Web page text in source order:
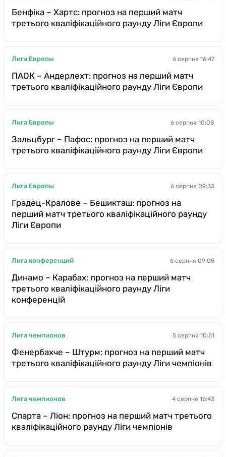
Бенфіка – Хартс: прогноз на перший матч
третього кваліфікаційного раунду Ліги Європи
Лига Европы 6 серпня 16:47
ПАОК – Андерлехт: прогноз на перший матч
третього кваліфікаційного раунду Ліги Європи
Лига Европы 6 серпня 10:08
Зальцбург – Пафос: прогноз на перший матч
третього кваліфікаційного раунду Ліги Європи
Лига Европы 6 серпня 09:33
Градец-Кралове – Бешикташ: прогноз на
перший матч третього кваліфікаційного раунду
Ліги Європи
Лига конференций 6 серпня 09:05
Динамо – Карабах: прогноз на перший матч
третього кваліфікаційного раунду Ліги
конференцій
Лига чемпионов 5 серпня 10:51
Фенербахче – Штурм: прогноз на перший матч
третього кваліфікаційного раунду Ліги чемпіонів
Лига чемпионов 4 серпня 16:43
Спарта – Ліон: прогноз на перший матч третього
кваліфікаційного раунду Ліги чемпіонів